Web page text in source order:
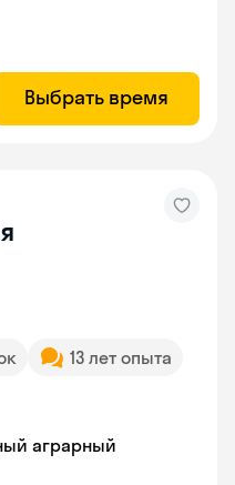
Выбрать время
13 лет опыта
аграрный